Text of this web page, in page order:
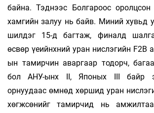
байна. Тэднээс Болгароос
хамгийн залуу нь байв. Миний хувьд
шилдэг 15-д багтаж, финалд
өсвөр үеийнхний уран нислэгийн F2B
ын тамирчин аваргаар тодорч,
бол АНУ-ынх II, Японых III байр
орнуудаас өмнөд хөршид уран
хөгжсөнийг тамирчид нь